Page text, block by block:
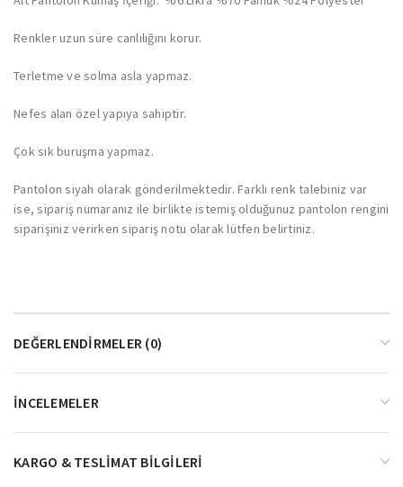
Renkler uzun süre canlılığını korur.
Terletme ve solma asla yapmaz.
Nefes alan özel yapıya sahiptir.
Çok sık buruşma yapmaz.
Pantolon siyah olarak gönderilmektedir. Farklı renk talebiniz var
ise, sipariş numaranız ile birlikte istemiş olduğunuz pantolon rengini
siparişiniz verirken sipariş notu olarak lütfen belirtiniz.
DEĞERLENDIRMELER (0)
İNCELEMELER
KARGO & TESLIMAT BILGILERI